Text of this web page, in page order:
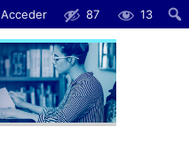
Acceder 87 13